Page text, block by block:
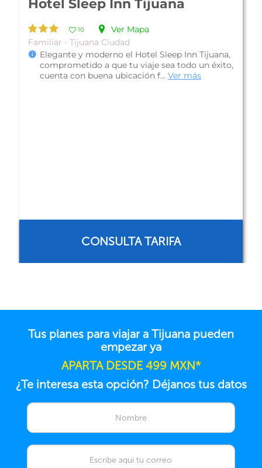
Hotel City Express Suites
10
Ver Mapa
Apartamento - Tijuana Ciudad
Hotel City Express Suites Tijuana Río, es una
propiedad con una muy buena ubicación en el
CONSULTA TARIFA
Tus planes para viajar a Tijuana pueden
empezar ya
APARTA DESDE 499 MXN*
¿Te interesa esta opción? Déjanos tus datos